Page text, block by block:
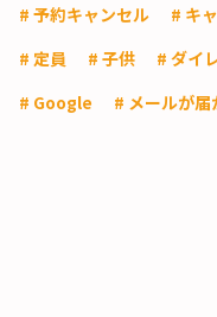
# 予約キャンセル # キ
# 定員
# 子供 # ダイ
# Google
# メールが届